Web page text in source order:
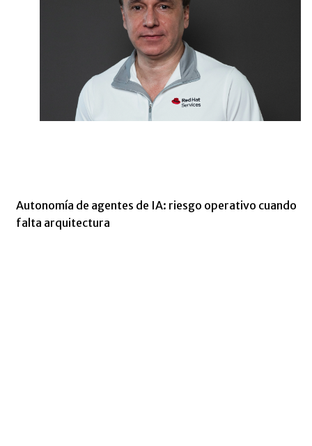
Autonomía de agentes de IA: riesgo operativo cuando
falta arquitectura